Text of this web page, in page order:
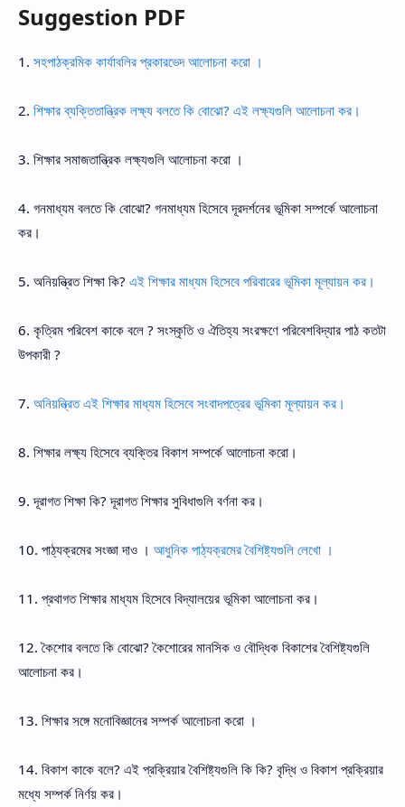
Suggestion PDF
1. সহপাঠক্রমিক কার্যাবলির প্রকারভেদ আলোচনা করো ।
2. শিক্ষার ব্যক্তিতান্ত্রিক লক্ষ্য বলতে কি বোঝো? এই লক্ষ্যগুলি আলোচনা কর।
3. শিক্ষার সমাজতান্ত্রিক লক্ষ্যগুলি আলোচনা করো ।
4. গনমাধ্যম বলতে কি বোঝো? গনমাধ্যম হিসেবে দূরদর্শনের ভূমিকা সম্পর্কে আলোচনা
কর।
5. অনিয়ন্ত্রিত শিক্ষা কি? এই শিক্ষার মাধ্যম হিসেবে পরিবারের ভূমিকা মূল্যায়ন কর।
6. কৃত্রিম পরিবেশ কাকে বলে ? সংস্কৃতি ও ঐতিহ্য সংরক্ষণে পরিবেশবিদ্যার পাঠ কতটা
উপকারী ?
7. অনিয়ন্ত্রিত এই শিক্ষার মাধ্যম হিসেবে সংবাদপত্রের ভূমিকা মূল্যায়ন কর।
8. শিক্ষার লক্ষ্য হিসেবে ব্যক্তির বিকাশ সম্পর্কে আলোচনা করো।
9. দূরাগত শিক্ষা কি? দূরাগত শিক্ষার সুবিধাগুলি বর্ণনা কর।
10. পাঠ্যক্রমের সংজ্ঞা দাও । আধুনিক পাঠ্যক্রমের বৈশিষ্ট্যগুলি লেখো ।
11. প্রথাগত শিক্ষার মাধ্যম হিসেবে বিদ্যালয়ের ভূমিকা আলোচনা কর।
12. কৈশোর বলতে কি বোঝো? কৈশোরের মানসিক ও বৌদ্ধিক বিকাশের বৈশিষ্ট্যগুলি
আলোচনা কর।
13. শিক্ষার সঙ্গে মনোবিজ্ঞানের সম্পর্ক আলোচনা করো ।
14. বিকাশ কাকে বলে? এই প্রক্রিয়ার বৈশিষ্ট্যগুলি কি কি? বৃদ্ধি ও বিকাশ প্রক্রিয়ার
মধ্যে সম্পর্ক নির্ণয় কর।